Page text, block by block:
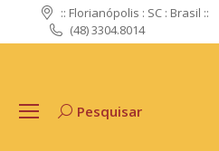
:: Florianópolis : SC : Brasil ::
(48) 3304.8014
Search:Pesquisar